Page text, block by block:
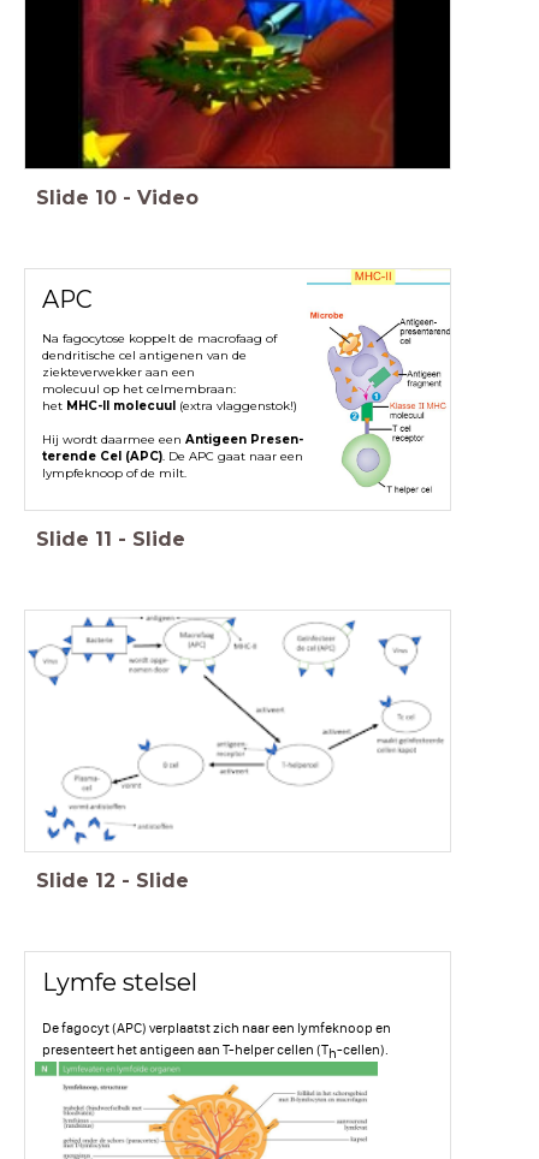
Slide 10 - Video
APC
Na fagocytose koppelt de macrofaag of
dendritische cel antigenen van de
ziekteverwekker aan een
molecuul op het celmembraan:
het MHC-II molecuul (extra vlaggenstok!)
Hij wordt daarmee eenAntigeen Presen-
terende Cel (APC) . De APC gaat naar een
lympfeknoop of de milt.
Slide 11 - Slide
Slide 12 - Slide
Lymfe stelsel
De fagocyt (APC) verplaatst zich naar een lymfeknoop en
presenteert het antigeen aan T-helper cellen (Th-cellen).